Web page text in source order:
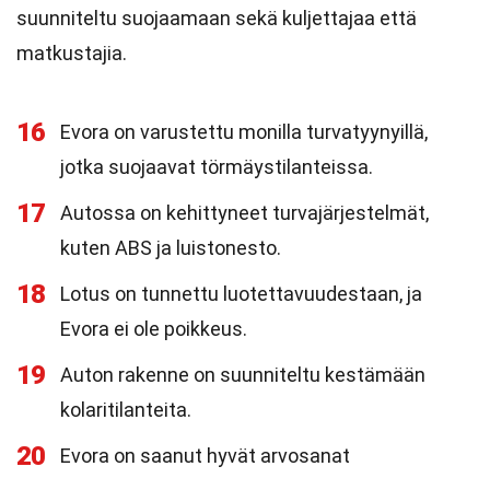
suunniteltu suojaamaan sekä kuljettajaa että
matkustajia.
16
Evora on varustettu monilla turvatyynyillä,
jotka suojaavat törmäystilanteissa.
17
Autossa on kehittyneet turvajärjestelmät,
kuten ABS ja luistonesto.
18
Lotus on tunnettu luotettavuudestaan, ja
Evora ei ole poikkeus.
19
Auton rakenne on suunniteltu kestämään
kolaritilanteita.
20
Evora on saanut hyvät arvosanat